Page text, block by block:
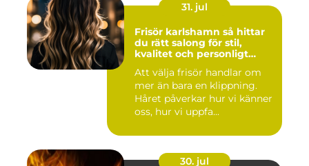
31. jul
Frisör karlshamn så hittar
du rätt salong för stil,
kvalitet och personligt
Att välja frisör handlar om
mer än bara en klippning.
Håret påverkar hur vi känner
oss, hur vi uppfa...
30. jul